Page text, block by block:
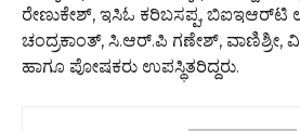
ರೇಣುಕೇಶ್, ಇಸಿಓ ಕರಿಬಸಪ್ಪ,
ಚಂದ್ರಕಾಂತ್, ಸಿ.ಆರ್.ಪಿ ಗಣೇಶ್, ವಾಣಿಶ್ರೀ,
ಹಾಗೂ ಪೋಷಕರು ಉಪಸ್ಥಿತರಿದ್ದರು.